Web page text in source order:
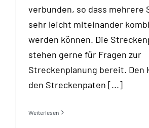
verbunden, so dass mehrere
sehr leicht miteinander
werden können. Die
stehen gerne für Fragen zur
Streckenplanung bereit. Den
den Streckenpaten [...]
Weiterlesen